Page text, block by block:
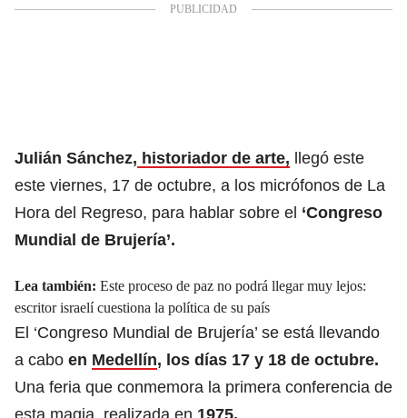
Julián Sánchez, historiador de arte, llegó este
este viernes, 17 de octubre, a los micrófonos de La
Hora del Regreso, para hablar sobre el ‘Congreso
Mundial de Brujería’.
Lea también: Este proceso de paz no podrá llegar muy lejos:
escritor israelí cuestiona la política de su país
El ‘Congreso Mundial de Brujería’ se está llevando
a cabo en Medellín, los días 17 y 18 de octubre.
Una feria que conmemora la primera conferencia de
esta magia, realizada en 1975.